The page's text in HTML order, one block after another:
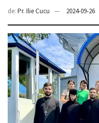
de: Pr. Ilie Cucu 2024-09-26